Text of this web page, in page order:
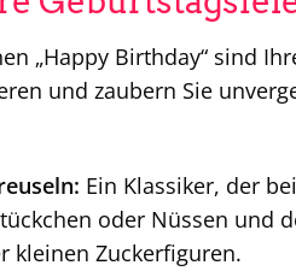
„Happy Birthday“ sind
und zaubern Sie
Ein Klassiker, der
oder Nüssen und
kleinen Zuckerfiguren.